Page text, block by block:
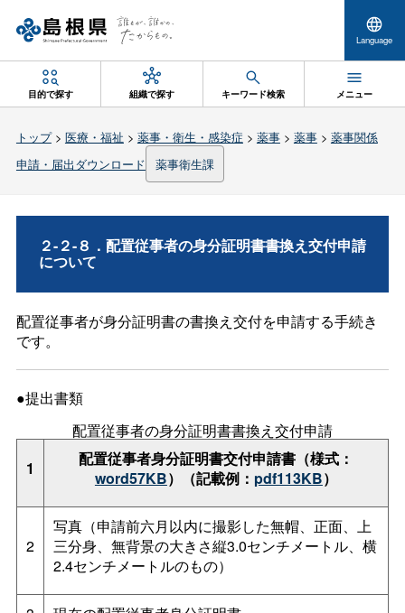
Language
目的で探す 組織で探す キーワード検索 メニュー
トップ> 医療・福祉 > 薬事・衛生・感染症 > 薬事> 薬事> 薬事関係
申請・届出ダウンロード
薬事衛生課
２-２-８．配置従事者の身分証明書書換え交付申請
について
配置従事者が身分証明書の書換え交付を申請する手続き
です。
●提出書類
配置従事者の身分証明書書換え交付申請
1
配置従事者身分証明書交付申請書（様式：
word57KB）（記載例： pdf113KB）
2
写真（申請前六月以内に撮影した無帽、正面、上
三分身、無背景の大きさ縦3.0センチメートル、横
2.4センチメートルのもの）